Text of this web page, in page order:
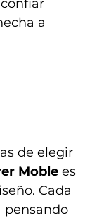
a
de elegir
Moble es
Cada
pensando